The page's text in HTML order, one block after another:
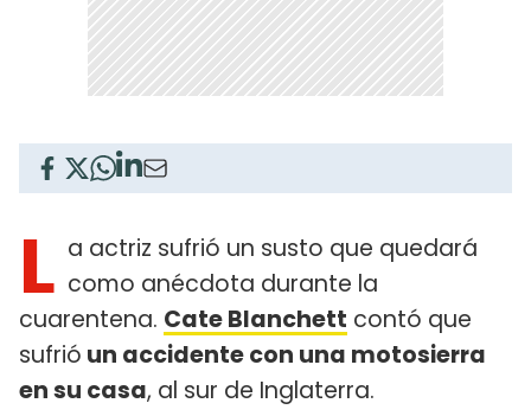
L a actriz sufrió un susto que quedará
como anécdota durante la
cuarentena. Cate Blanchett contó que
sufrió un accidente con una motosierra
en su casa, al sur de Inglaterra.